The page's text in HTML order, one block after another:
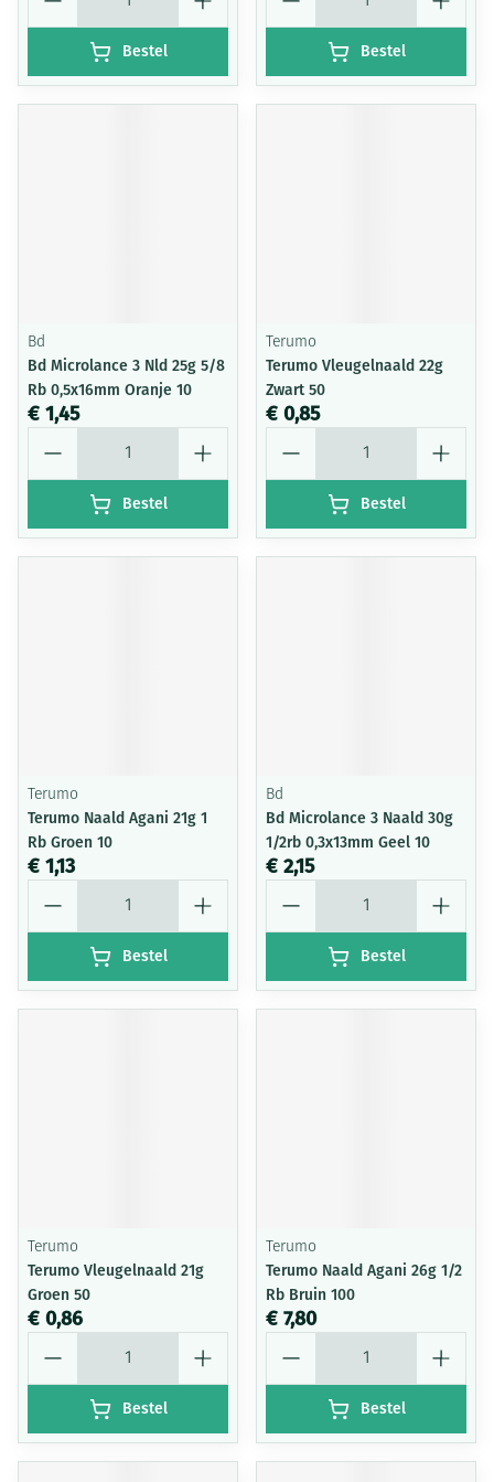
Bestel Bestel
Bd
Bd Microlance 3 Nld 25g 5/8
Rb 0,5x16mm Oranje 10
€ 1,45
Bestel
Terumo
Terumo Vleugelnaald 22g
Zwart 50
€ 0,85
Bestel
Terumo
Terumo Naald Agani 21g 1
Rb Groen 10
€ 1,13
Bestel
Bd
Bd Microlance 3 Naald 30g
1/2rb 0,3x13mm Geel 10
€ 2,15
Bestel
Terumo
Terumo Vleugelnaald 21g
Groen 50
€ 0,86
Bestel
Terumo
Terumo Naald Agani 26g 1/2
Rb Bruin 100
€ 7,80
Bestel